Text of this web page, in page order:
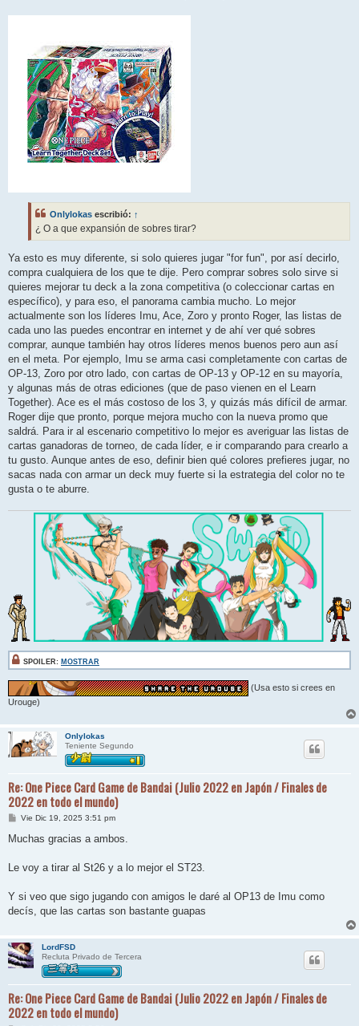
Onlylokas escribió: ↑
¿ O a que expansión de sobres tirar?
Ya esto es muy diferente, si solo quieres jugar "for fun", por así decirlo,
compra cualquiera de los que te dije. Pero comprar sobres solo sirve si
quieres mejorar tu deck a la zona competitiva (o coleccionar cartas en
específico), y para eso, el panorama cambia mucho. Lo mejor
actualmente son los líderes Imu, Ace, Zoro y pronto Roger, las listas de
cada uno las puedes encontrar en internet y de ahí ver qué sobres
comprar, aunque también hay otros líderes menos buenos pero aun así
en el meta. Por ejemplo, Imu se arma casi completamente con cartas de
OP-13, Zoro por otro lado, con cartas de OP-13 y OP-12 en su mayoría,
y algunas más de otras ediciones (que de paso vienen en el Learn
Together). Ace es el más costoso de los 3, y quizás más difícil de armar.
Roger dije que pronto, porque mejora mucho con la nueva promo que
saldrá. Para ir al escenario competitivo lo mejor es averiguar las listas de
cartas ganadoras de torneo, de cada líder, e ir comparando para crearlo a
tu gusto. Aunque antes de eso, definir bien qué colores prefieres jugar, no
sacas nada con armar un deck muy fuerte si la estrategia del color no te
gusta o te aburre.
SPOILER: MOSTRAR
(Usa esto si crees en
Urouge)
Onlylokas
Teniente Segundo
Re: One Piece Card Game de Bandai (Julio 2022 en Japón / Finales de
2022 en todo el mundo)
M
n
j
Vie Dic 19, 2025 3:51 pm
Muchas gracias a ambos.
Le voy a tirar al St26 y a lo mejor el ST23.
Y si veo que sigo jugando con amigos le daré al OP13 de Imu como
decís, que las cartas son bastante guapas
LordFSD
Recluta Privado de Tercera
Re: One Piece Card Game de Bandai (Julio 2022 en Japón / Finales de
2022 en todo el mundo)